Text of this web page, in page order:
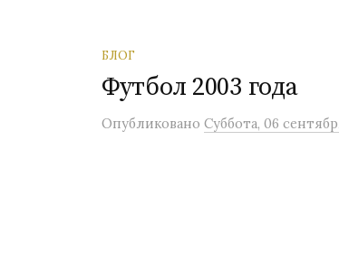
БЛОГ
Футбол 2003 года
Опубликовано Суббота, 06